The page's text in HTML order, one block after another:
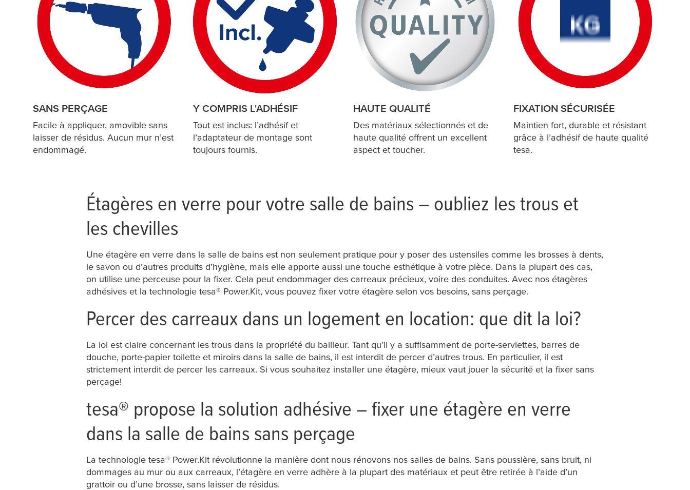
SANS PERÇAGE
Facile à appliquer, amovible sans
laisser de résidus. Aucun mur n’est
endommagé.
Y COMPRIS L'ADHÉSIF
Tout est inclus: l’adhésif et
l’adaptateur de montage sont
toujours fournis.
HAUTE QUALITÉ
Des matériaux sélectionnés et de
haute qualité offrent un excellent
aspect et toucher.
FIXATION SÉCURISÉE
Maintien fort, durable et résistant
grâce à l’adhésif de haute qualité
tesa.
Étagères en verre pour votre salle de bains – oubliez les trous et
les chevilles
Une étagère en verre dans la salle de bains est non seulement pratique pour y poser des ustensiles comme les brosses à dents,
le savon ou d’autres produits d’hygiène, mais elle apporte aussi une touche esthétique à votre pièce. Dans la plupart des cas,
on utilise une perceuse pour la fixer. Cela peut endommager des carreaux précieux, voire des conduites. Avec nos étagères
adhésives et la technologie tesa® Power.Kit, vous pouvez fixer votre étagère selon vos besoins, sans perçage.
Percer des carreaux dans un logement en location: que dit la loi?
La loi est claire concernant les trous dans la propriété du bailleur. Tant qu’il y a suffisamment de porte-serviettes, barres de
douche, porte-papier toilette et miroirs dans la salle de bains, il est interdit de percer d’autres trous. En particulier, il est
strictement interdit de percer les carreaux. Si vous souhaitez installer une étagère, mieux vaut jouer la sécurité et la fixer sans
perçage!
tesa® propose la solution adhésive – fixer une étagère en verre
dans la salle de bains sans perçage
La technologie tesa® Power.Kit révolutionne la manière dont nous rénovons nos salles de bains. Sans poussière, sans bruit, ni
dommages au mur ou aux carreaux, l’étagère en verre adhère à la plupart des matériaux et peut être retirée à l’aide d’un
grattoir ou d’une brosse, sans laisser de résidus.